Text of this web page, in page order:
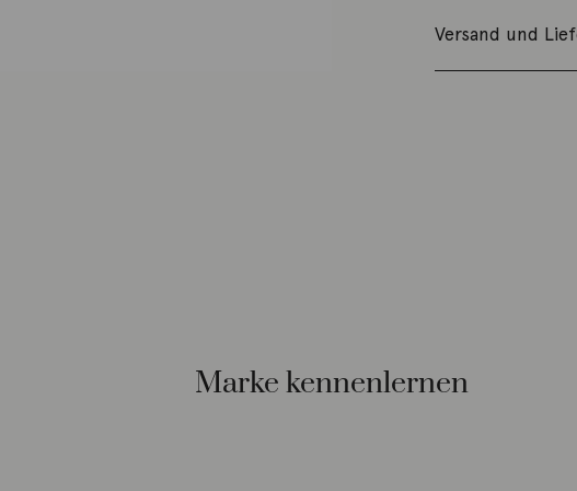
Versand und
Marke kennenlernen